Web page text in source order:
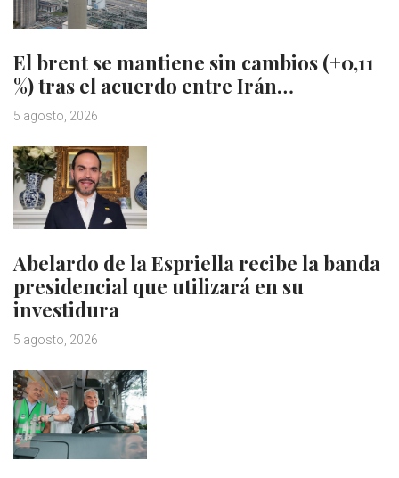
El brent se mantiene sin cambios (+0,11
%) tras el acuerdo entre Irán…
5 agosto, 2026
Abelardo de la Espriella recibe la banda
presidencial que utilizará en su
investidura
5 agosto, 2026